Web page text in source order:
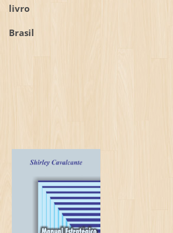
livro
Brasil